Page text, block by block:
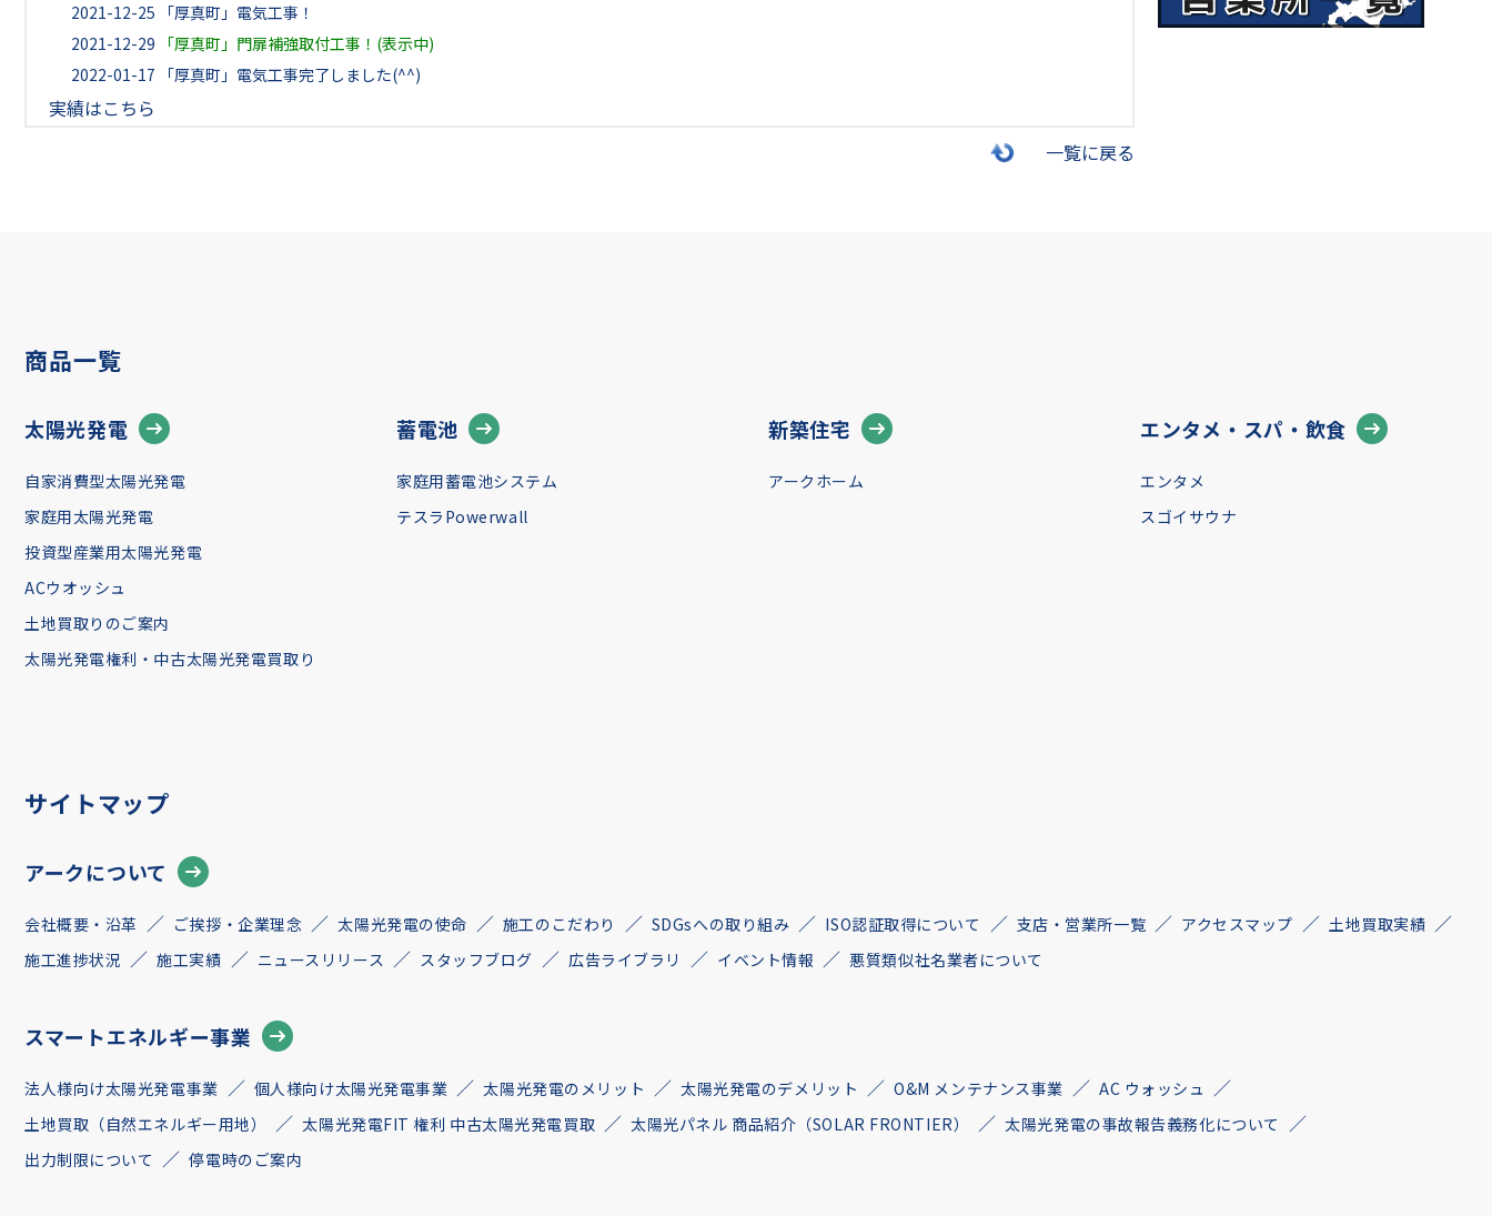
2021-12-25
「厚真町」電気工事！
2021-12-29
「厚真町」門扉補強取付工事！(表示中)
2022-01-17
「厚真町」電気工事完了しました(^^)
実績はこちら
一覧に戻る
商品一覧
太陽光発電
自家消費型太陽光発電
家庭用太陽光発電
投資型産業用太陽光発電
ACウオッシュ
土地買取りのご案内
太陽光発電権利・中古太陽光発電買取り
蓄電池
家庭用蓄電池システム
テスラPowerwall
新築住宅
アークホーム
エンタメ・スパ・飲食
エンタメ
スゴイサウナ
サイトマップ
アークについて
会社概要・沿革 ご挨拶・企業理念 太陽光発電の使命 施工のこだわり SDGsへの取り組み ISO認証取得について 支店・営業所一覧 アクセスマップ
土地買取実績
施工進捗状況
施工実績 ニュースリリース スタッフブログ 広告ライブラリ イベント情報 悪質類似社名業者について
スマートエネルギー事業
法人様向け太陽光発電事業 個人様向け太陽光発電事業 太陽光発電のメリット 太陽光発電のデメリット O&M メンテナンス事業
AC ウォッシュ
土地買取（自然エネルギー用地）
太陽光発電FIT 権利 中古太陽光発電買取 太陽光パネル 商品紹介（SOLAR FRONTIER）
太陽光発電の事故報告義務化について
出力制限について
停電時のご案内